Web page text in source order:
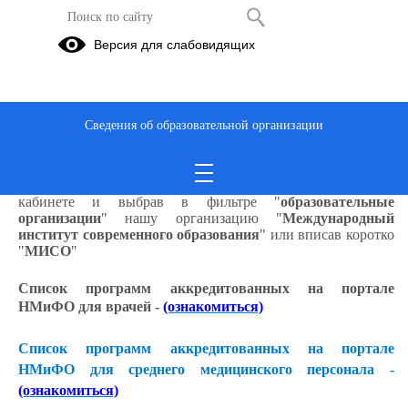
Сосудистые болезни кожи (36ч)
Найти и зачислиться на данную программу можно на
авторизовавшись в личном
кабинете и выбрав в фильтре "образовательные
организации" нашу организацию "Международный
институт современного образования" или вписав коротко
"МИСО"
Список программ аккредитованных на портале
НМиФО для врачей - (ознакомиться)
Список программ аккредитованных на портале
НМиФО для среднего медицинского персонала -
(ознакомиться)
Версия для слабовидящих
Сведения об образовательной организации